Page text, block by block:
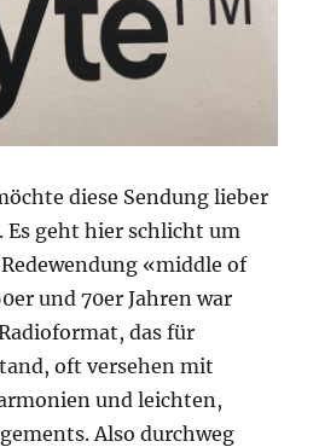
diese Sendung lieber
geht hier schlicht um
«middle of
und 70er Jahren war
das für
oft versehen mit
und leichten,
Also durchweg